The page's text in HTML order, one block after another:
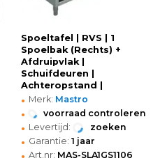
Spoeltafel | RVS | 1
Spoelbak (Rechts) +
Afdruipvlak |
Schuifdeuren |
Achteropstand |
Voorgemonteerd |
1100x600x850/950(h)mm
• Merk: Mastro
• voorraad controleren
• Levertijd: zoeken
• Garantie: 1 jaar
• Art.nr: MAS-SLA1GS1106